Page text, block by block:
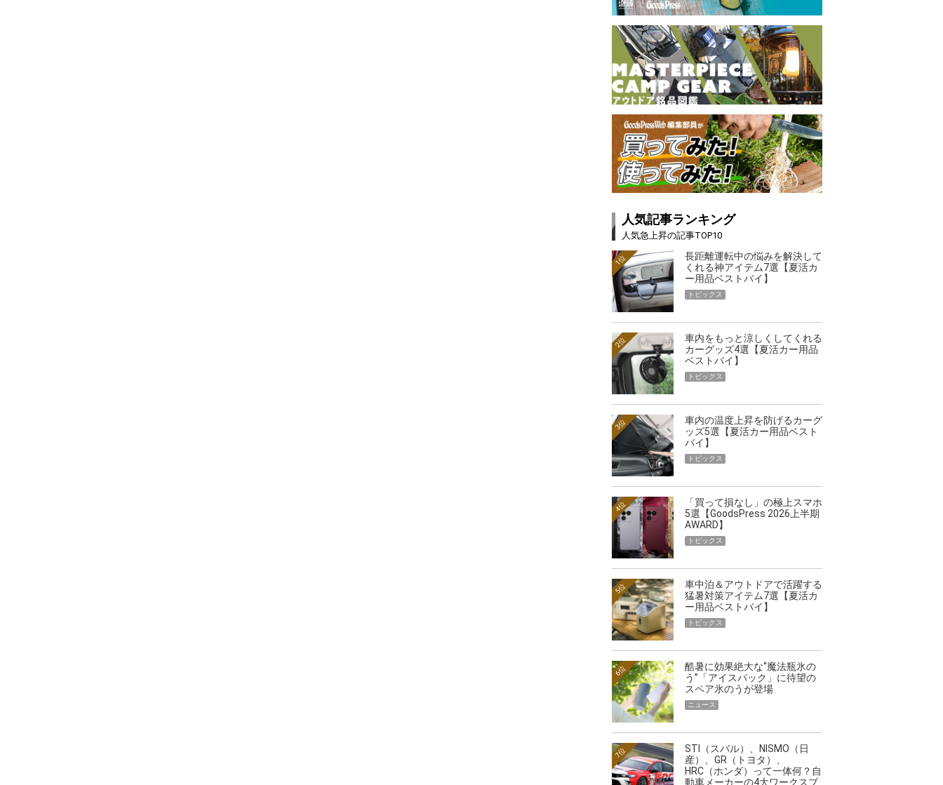
人気記事ランキング
人気急上昇の記事TOP10
長距離運転中の悩みを解決して
くれる神アイテム7選【夏活カ
ー用品ベストバイ】
1位
トピックス
車内をもっと涼しくしてくれる
カーグッズ4選【夏活カー用品
ベストバイ】
2位
トピックス
車内の温度上昇を防げるカーグ
ッズ5選【夏活カー用品ベスト
バイ】
3位
トピックス
「買って損なし」の極上スマホ
5選【GoodsPress 2026上半期
AWARD】
4位
トピックス
車中泊＆アウトドアで活躍する
猛暑対策アイテム7選【夏活カ
ー用品ベストバイ】
5位
トピックス
酷暑に効果絶大な“魔法瓶氷の
う”「アイスパック」に待望の
スペア氷のうが登場
6位
ニュース
STI（スバル）、NISMO（日
産）、GR（トヨタ）、
HRC（ホンダ）って一体何？自
動車メーカーの4大ワークスブ
7位